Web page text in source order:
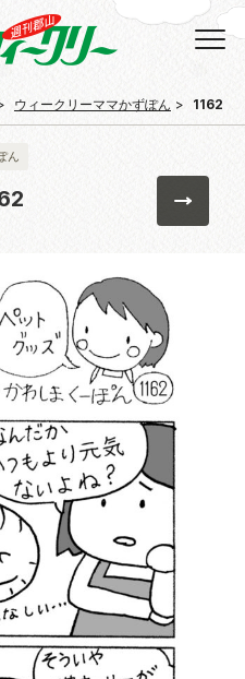
ウィークリーママかずぽん 1162
ん